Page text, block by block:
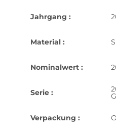
Jahrgang :
Material :
Nominalwert :
Serie :
Verpackung :